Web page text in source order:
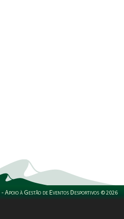
-Apoio à Gestão de Eventos Desportivos ©2026